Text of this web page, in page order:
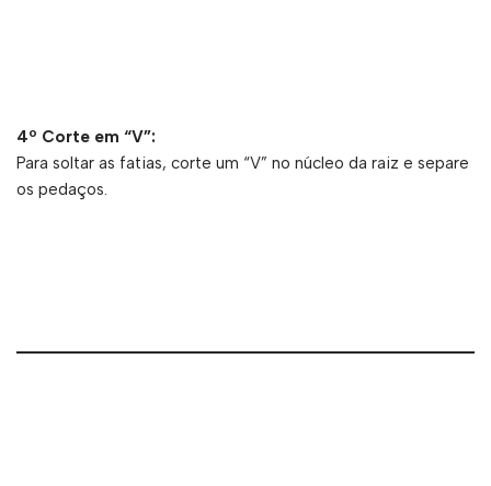
4º Corte em “V”:
Para soltar as fatias, corte um “V” no núcleo da raiz e separe
os pedaços.